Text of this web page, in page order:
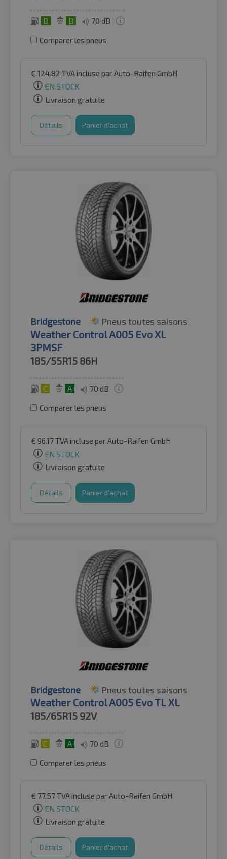
B B 70 dB
Comparer les pneus
€ 124.82 TVA incluse par Auto-Raifen GmbH
EN STOCK
Livraison gratuite
Détails Panier d'achat
Bridgestone Pneus toutes saisons
Weather Control A005 Evo XL
3PMSF
185/55R15 86H
C A 70 dB
Comparer les pneus
€ 96.17TVA incluse par Auto-Raifen GmbH
EN STOCK
Livraison gratuite
Détails Panier d'achat
Bridgestone Pneus toutes saisons
Weather Control A005 Evo TL XL
185/65R15 92V
C A 70 dB
Comparer les pneus
€ 77.57TVA incluse par Auto-Raifen GmbH
EN STOCK
Livraison gratuite
Détails Panier d'achat